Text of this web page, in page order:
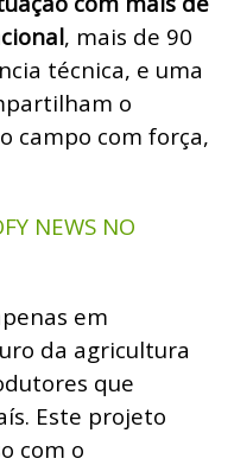
, mais de 90
técnica, e uma
o
campo com força,
NEWS NO
em
da agricultura
que
Este projeto
com o